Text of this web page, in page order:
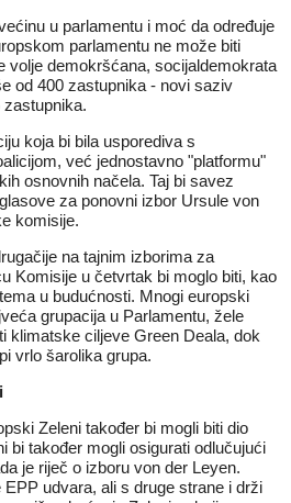
u parlamentu i moć da određuje
parlamentu ne može biti
volje demokršćana, socijaldemokrata
od 400 zastupnika - novi saziv
zastupnika.
koja bi bila usporediva s
već jednostavno "platformu"
osnovnih načela. Taj bi savez
za ponovni izbor Ursule von
komisije.
na tajnim izborima za
Komisije u četvrtak bi moglo biti, kao
u budućnosti. Mnogi europski
grupacija u Parlamentu, žele
klimatske ciljeve Green Deala, dok
vrlo šarolika grupa.
Zeleni također bi mogli biti dio
bi također mogli osigurati odlučujući
je riječ o izboru von der Leyen.
udvara, ali s druge strane i drži